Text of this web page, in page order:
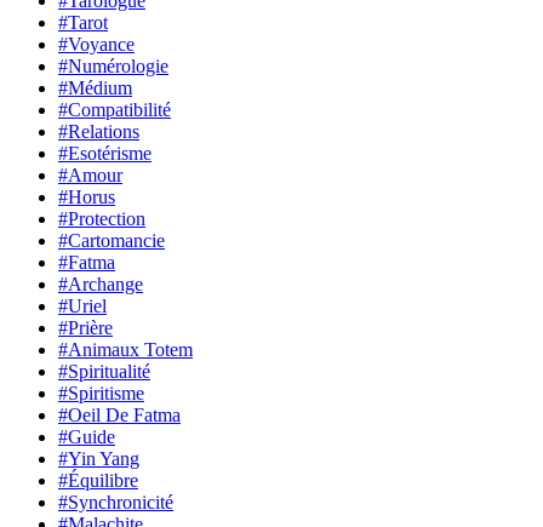
#Tarot
#Voyance
#Numérologie
#Médium
#Compatibilité
#Relations
#Esotérisme
#Amour
#Horus
#Protection
#Cartomancie
#Fatma
#Archange
#Uriel
#Prière
#Animaux Totem
#Spiritualité
#Spiritisme
#Oeil De Fatma
#Guide
#Yin Yang
#Équilibre
#Synchronicité